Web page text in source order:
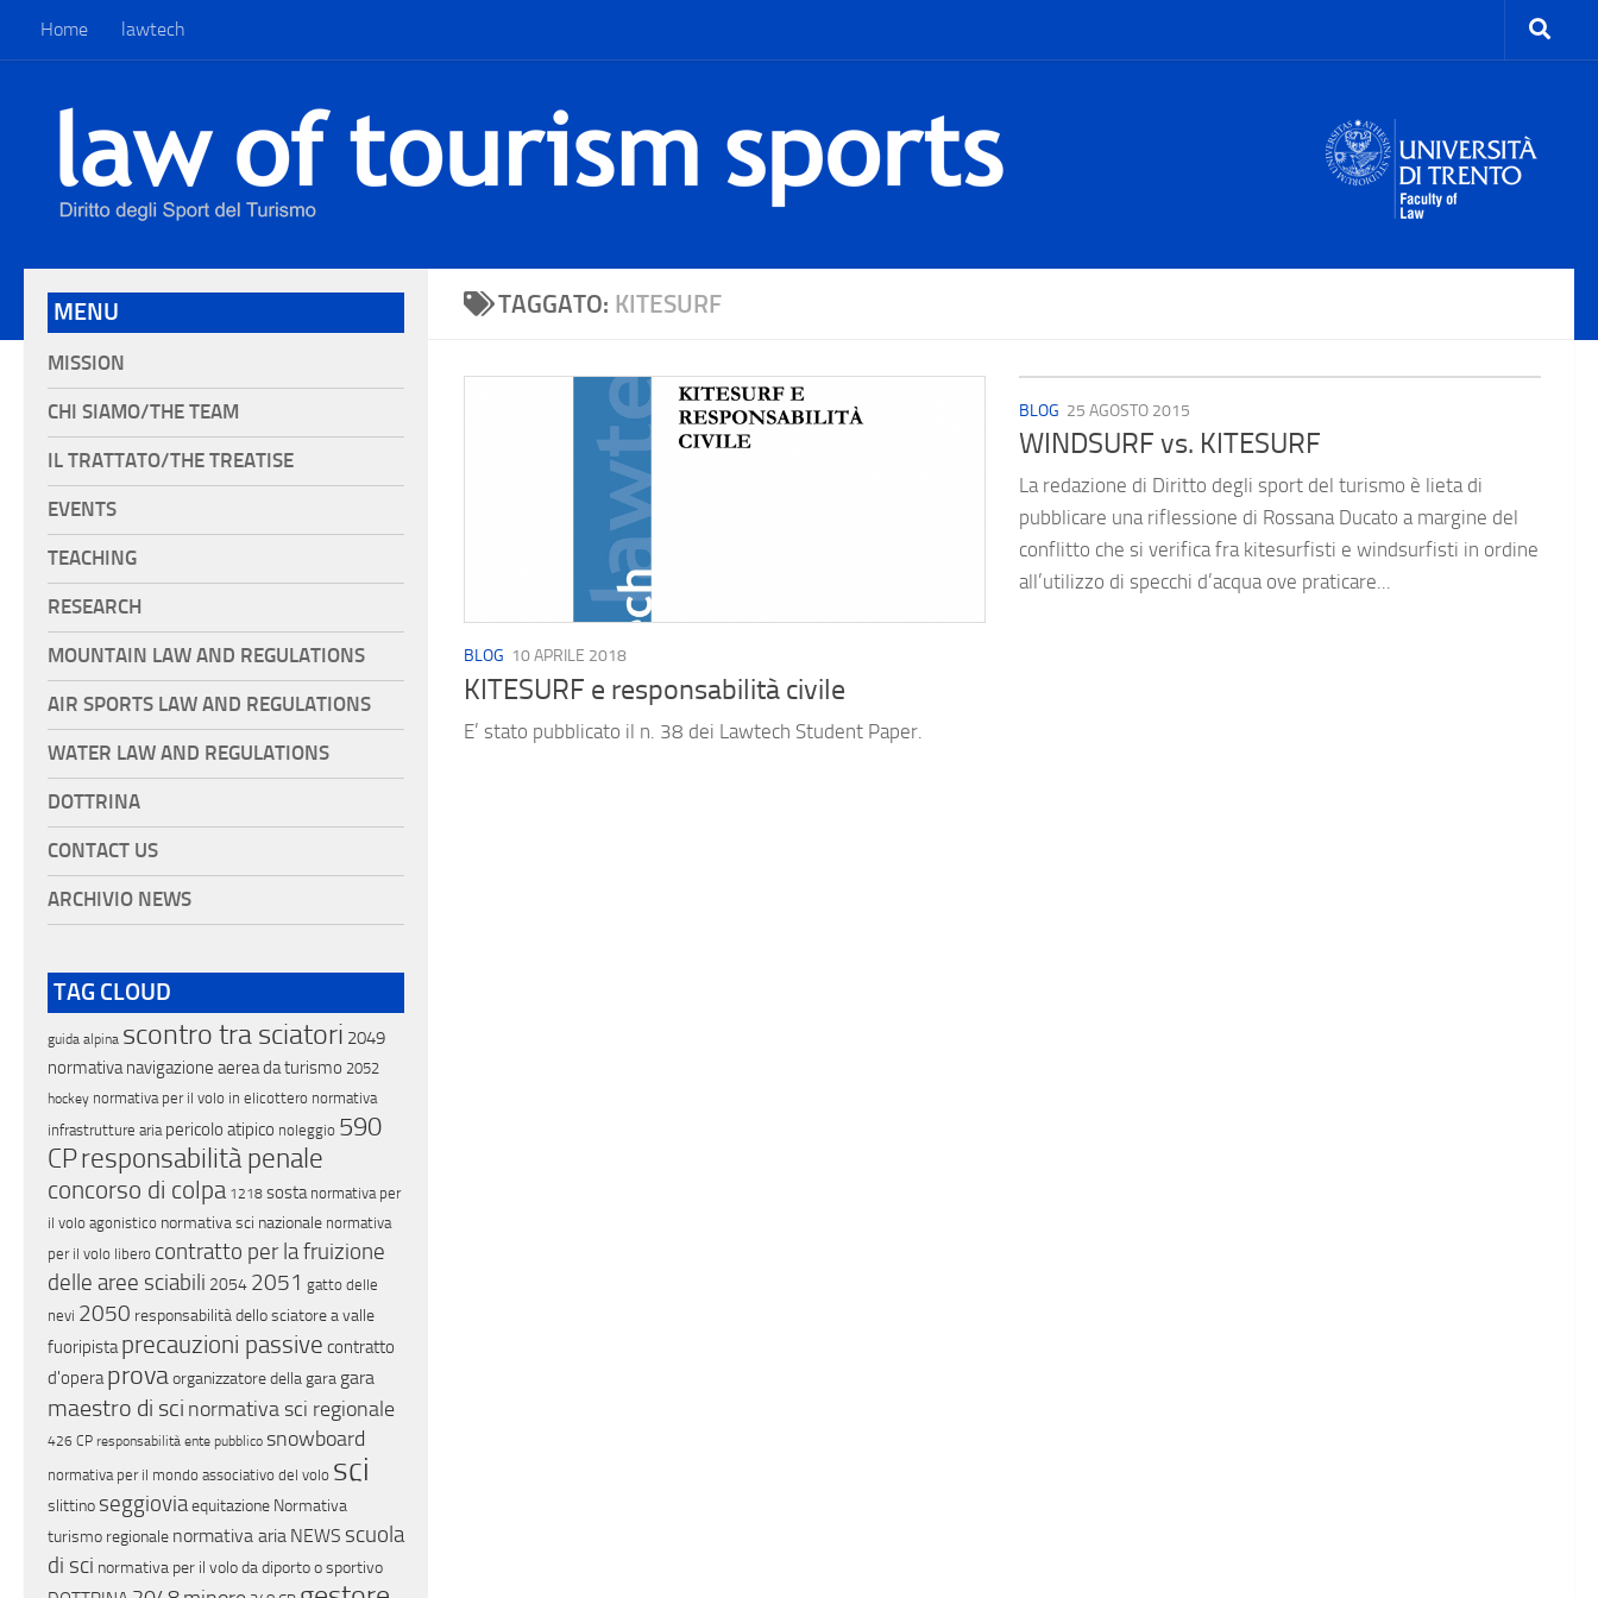
Home lawtech
TAGGATO: KITESURF
BLOG 10 APRILE 2018
KITESURF e responsabilità civile
E’ stato pubblicato il n. 38 dei Lawtech Student Paper.
BLOG 25 AGOSTO 2015
WINDSURF vs. KITESURF
La redazione di Diritto degli sport del turismo è lieta di
pubblicare una riflessione di Rossana Ducato a margine del
conflitto che si verifica fra kitesurfisti e windsurfisti in ordine
all’utilizzo di specchi d’acqua ove praticare...
MENU
MISSION
CHI SIAMO/THE TEAM
IL TRATTATO/THE TREATISE
EVENTS
TEACHING
RESEARCH
MOUNTAIN LAW AND REGULATIONS
AIR SPORTS LAW AND REGULATIONS
WATER LAW AND REGULATIONS
DOTTRINA
CONTACT US
ARCHIVIO NEWS
TAG CLOUD
guida alpina scontro tra sciatori 2049
normativa navigazione aerea da turismo 2052
hockey normativa per il volo in elicottero normativa
infrastrutture aria pericolo atipico noleggio 590
CPresponsabilità penale
concorso di colpa 1218 sosta normativa per
il volo agonistico normativa sci nazionale normativa
per il volo libero contratto per la fruizione
delle aree sciabili 2054 2051 gatto delle
nevi 2050 responsabilità dello sciatore a valle
fuoripista precauzioni passive contratto
d'opera provaorganizzatore della gara gara
maestro di sci normativa sci regionale
426 CP responsabilità ente pubblico snowboard
normativa per il mondo associativo del volo sci
slittino seggioviaequitazione Normativa
turismo regionale normativa aria NEWS scuola
di sci normativa per il volo da diporto o sportivo